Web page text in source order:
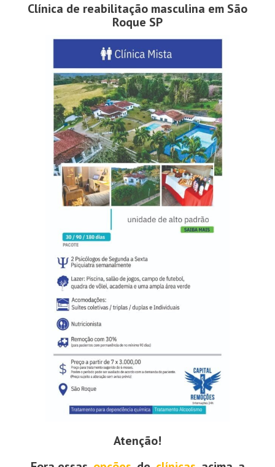
Clínica de reabilitação masculina em São
Roque SP
Atenção!